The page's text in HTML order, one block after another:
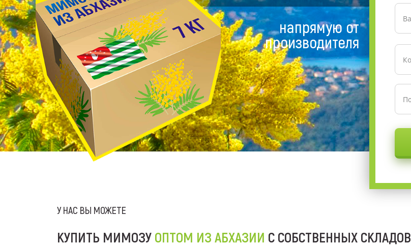
напрямую от
производителя
У НАС ВЫ МОЖЕТЕ
КУПИТЬ МИМОЗУ ОПТОМ ИЗ АБХАЗИИ С СОБСТВЕННЫХ СКЛАДОВ